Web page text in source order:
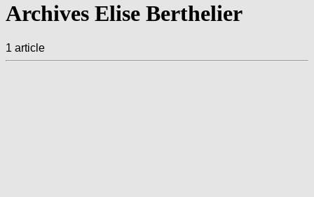
Archives Elise Berthelier
1 article